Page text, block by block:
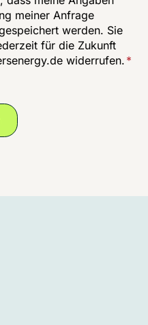
meiner Anfrage
werden. Sie
für die Zukunft
widerrufen. *